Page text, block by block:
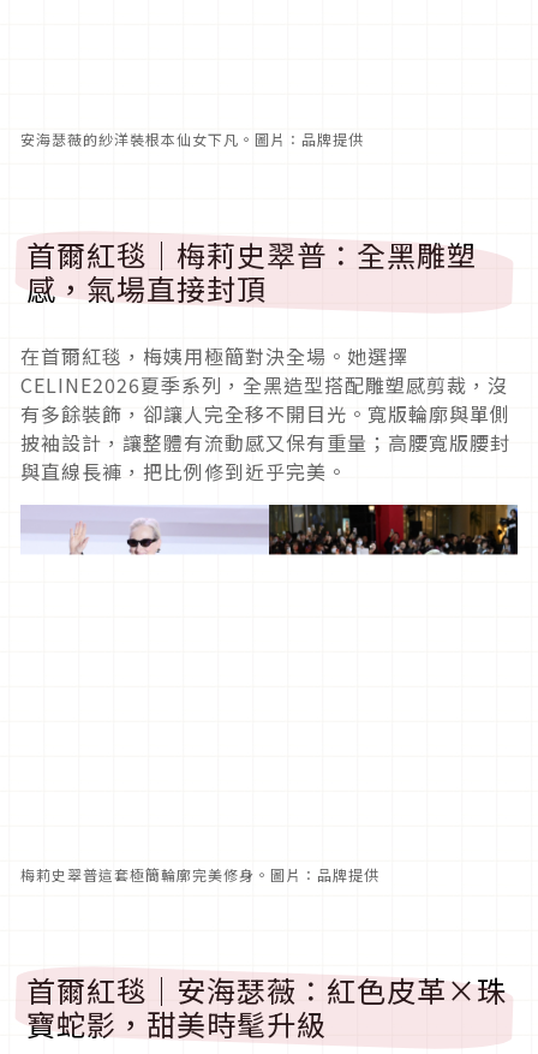
安海瑟薇的紗洋裝根本仙女下凡。圖片：品牌提供
首爾紅毯｜梅莉史翠普：全黑雕塑
感，氣場直接封頂
在首爾紅毯，梅姨用極簡對決全場。她選擇
CELINE2026夏季系列，全黑造型搭配雕塑感剪裁，沒
有多餘裝飾，卻讓人完全移不開目光。寬版輪廓與單側
披袖設計，讓整體有流動感又保有重量；高腰寬版腰封
與直線長褲，把比例修到近乎完美。
梅莉史翠普這套極簡輪廓完美修身。圖片：品牌提供
首爾紅毯｜安海瑟薇：紅色皮革×珠
寶蛇影，甜美時髦升級